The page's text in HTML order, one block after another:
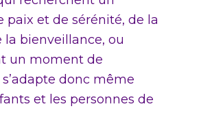
paix et de sérénité, de la
la bienveillance, ou
un moment de
donc même
et les personnes de